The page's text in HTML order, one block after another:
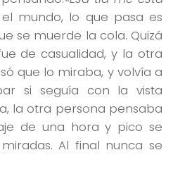
mundo, lo que pasa es
se muerde la cola. Quizá
de casualidad, y la otra
que lo miraba, y volvía a
si seguía con la vista
la otra persona pensaba
de una hora y pico se
Al final nunca se